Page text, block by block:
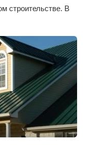
строительстве. В